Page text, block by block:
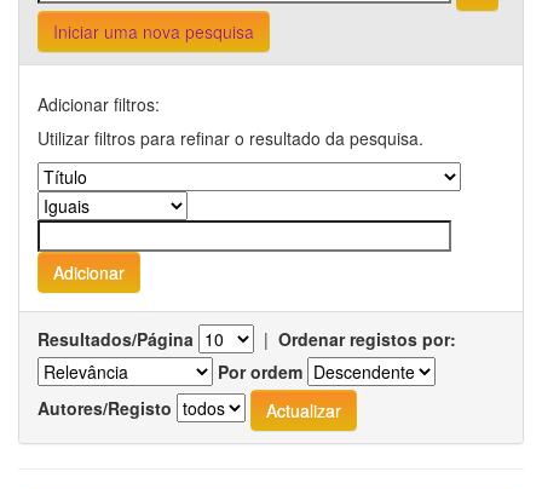
Iniciar uma nova pesquisa
Adicionar filtros:
Utilizar filtros para refinar o resultado da pesquisa.
Resultados/Página | Ordenar registos por:
Por ordem
Autores/Registo